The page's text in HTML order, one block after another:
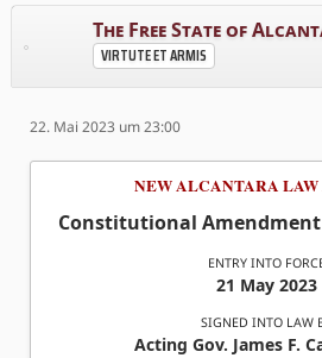
The Free State of
VIRTUTE ET ARMIS
22. Mai 2023 um 23:00
NEW ALCANTARA
Constitutional
ENTRY INTO
21 May 2023
SIGNED INTO LAW
Acting Gov. James F.